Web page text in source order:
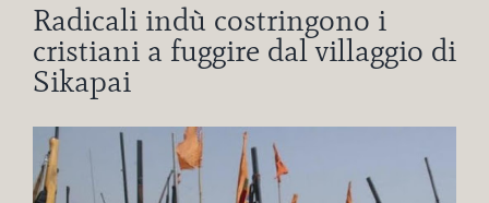
Radicali indù costringono i
cristiani a fuggire dal villaggio di
Sikapai
Ingrandisci
immagine